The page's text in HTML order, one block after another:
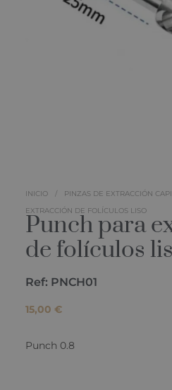
INICIO / PINZAS DE EXTRACCIÓN
EXTRACCIÓN DE FOLÍCULOS LISO
Punch para
de folículos
Ref: PNCH01
15,00 €
Punch 0.8